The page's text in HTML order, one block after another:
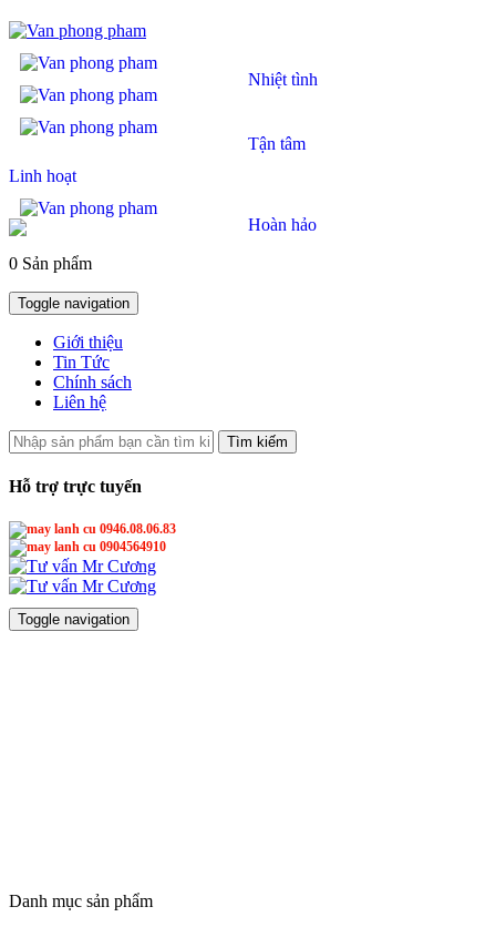
Nhiệt tình
Tận tâm
Linh hoạt
Hoàn hảo
0 Sản phẩm
Toggle navigation
Giới thiệu
Tin Tức
Chính sách
Liên hệ
Tìm kiếm
Hỗ trợ trực tuyến
0946.08.06.83
0904564910
Mr Cương
Mr Cương
Toggle navigation
Danh mục sản phẩm